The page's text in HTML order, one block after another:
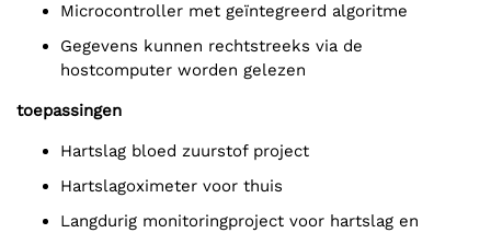
Microcontroller met geïntegreerd algoritme
Gegevens kunnen rechtstreeks via de
hostcomputer worden gelezen
toepassingen
Hartslag bloed zuurstof project
Hartslagoximeter voor thuis
Langdurig monitoringproject voor hartslag en